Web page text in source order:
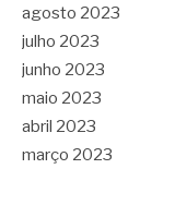
agosto 2023
julho 2023
junho 2023
maio 2023
abril 2023
março 2023